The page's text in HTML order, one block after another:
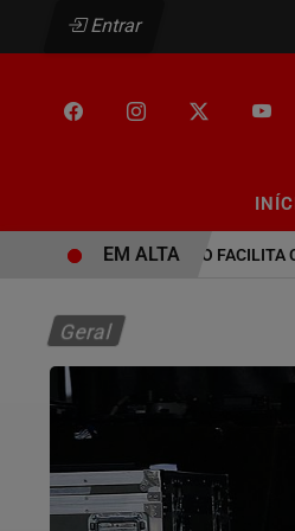
Entrar
PEC NO SENADO FACILITA
EM ALTA
Geral